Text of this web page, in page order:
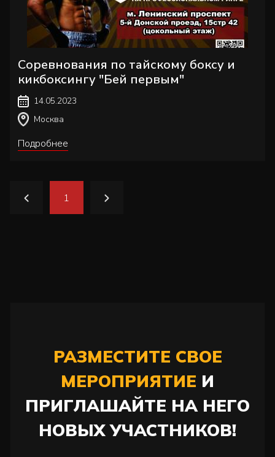
Соревнования по тайскому боксу и
кикбоксингу "Бей первым"
14.05.2023
Москва
Подробнее
1
РАЗМЕСТИТЕ СВОЕ
МЕРОПРИЯТИЕ И
ПРИГЛАШАЙТЕ НА НЕГО
НОВЫХ УЧАСТНИКОВ!